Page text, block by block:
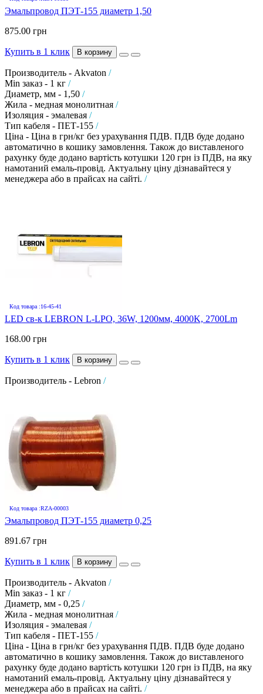
Эмальпровод ПЭТ-155 диаметр 1,50
875.00 грн
Купить в 1 клик В корзину
Производитель - Akvaton /
Min заказ - 1 кг /
Диаметр, мм - 1,50 /
Жила - медная монолитная /
Изоляция - эмалевая /
Тип кабеля - ПЕТ-155 /
Ціна - Ціна в грн/кг без урахування ПДВ. ПДВ буде додано
автоматично в кошику замовлення. Також до виставленого
рахунку буде додано вартість котушки 120 грн із ПДВ, на яку
намотаний емаль-провід. Актуальну ціну дізнавайтеся у
менеджера або в прайсах на сайті. /
Код товара :16-45-41
LED св-к LEBRON L-LPO, 36W, 1200мм, 4000K, 2700Lm
168.00 грн
Купить в 1 клик В корзину
Производитель - Lebron /
Код товара :RZA-00003
Эмальпровод ПЭТ-155 диаметр 0,25
891.67 грн
Купить в 1 клик В корзину
Производитель - Akvaton /
Min заказ - 1 кг /
Диаметр, мм - 0,25 /
Жила - медная монолитная /
Изоляция - эмалевая /
Тип кабеля - ПЕТ-155 /
Ціна - Ціна в грн/кг без урахування ПДВ. ПДВ буде додано
автоматично в кошику замовлення. Також до виставленого
рахунку буде додано вартість котушки 120 грн із ПДВ, на яку
намотаний емаль-провід. Актуальну ціну дізнавайтеся у
менеджера або в прайсах на сайті. /